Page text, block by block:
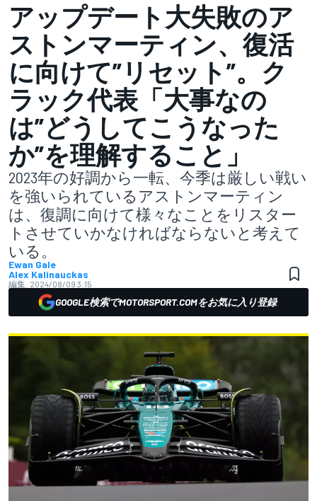
アップデート大失敗のア
ストンマーティン、復活
に向けて”リセット”。ク
ラック代表「大事なの
は”どうしてこうなった
か”を理解すること」
2023年の好調から一転、今季は厳しい戦い
を強いられているアストンマーティン
は、復調に向けて様々なことをリスター
トさせていかなければならないと考えて
いる。
Ewan Gale
Alex Kalinauckas
編集: 2024/08/09 3:15
GOOGLE検索でMOTORSPORT.COMをお気に入り登録